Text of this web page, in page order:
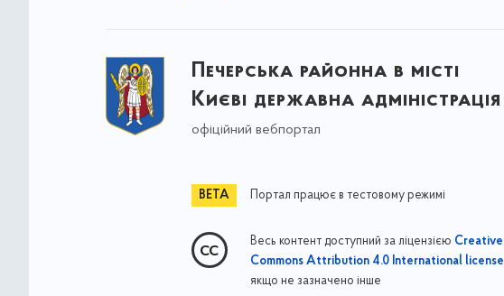
Печерська районна в місті
Києві державна адміністрація
офіційний вебпортал
Портал працює в тестовому режимі
Весь контент доступний за ліцензією Creative
Commons Attribution 4.0 International license
якщо не зазначено інше